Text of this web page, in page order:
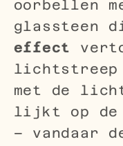
oorbellen
glassteen
effect
lichtstreep
met de
lijkt op de
– vandaar